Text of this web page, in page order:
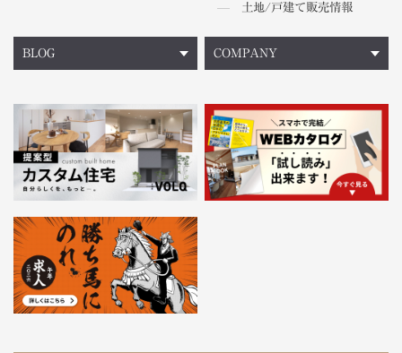
土地/戸建て販売情報
BLOG COMPANY